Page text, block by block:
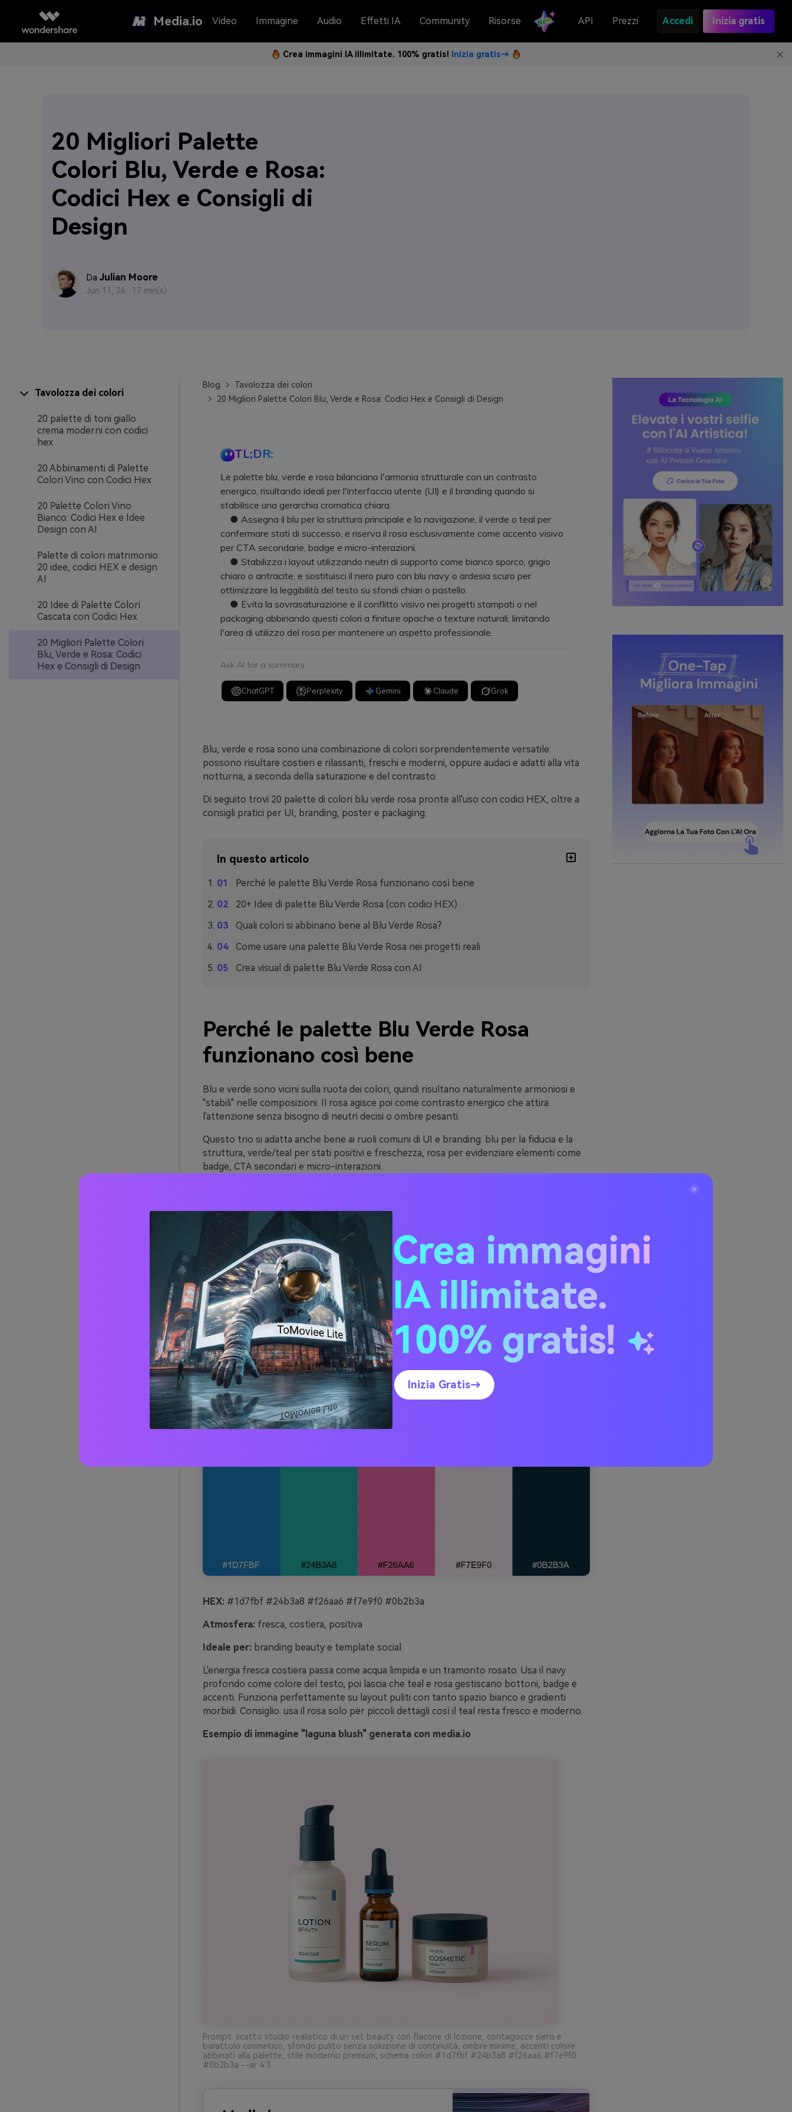
Media.io Video Immagine Audio Effetti IA Community Risorse API Prezzi Accedi Inizia gratis
Crea immagini IA illimitate. 100% gratis! Inizia gratis→
20 Migliori Palette
Colori Blu, Verde e Rosa:
Codici Hex e Consigli di
Design
Da Julian Moore
Jun 11, 26 · 17 min(s)
Tavolozza dei colori
20 palette di toni giallo
crema moderni con codici
hex
20 Abbinamenti di Palette
Colori Vino con Codici Hex
20 Palette Colori Vino
Bianco: Codici Hex e Idee
Design con AI
Palette di colori matrimonio:
20 idee, codici HEX e design
AI
20 Idee di Palette Colori
Cascata con Codici Hex
20 Migliori Palette Colori
Blu, Verde e Rosa: Codici
Hex e Consigli di Design
Blog
Tavolozza dei colori
20 Migliori Palette Colori Blu, Verde e Rosa: Codici Hex e Consigli di Design
TL;DR:
Le palette blu, verde e rosa bilanciano l'armonia strutturale con un contrasto
energico, risultando ideali per l'interfaccia utente (UI) e il branding quando si
stabilisce una gerarchia cromatica chiara.
● Assegna il blu per la struttura principale e la navigazione, il verde o teal per
confermare stati di successo, e riserva il rosa esclusivamente come accento visivo
per CTA secondarie, badge e micro-interazioni.
● Stabilizza i layout utilizzando neutri di supporto come bianco sporco, grigio
chiaro o antracite, e sostituisci il nero puro con blu navy o ardesia scuro per
ottimizzare la leggibilità del testo su sfondi chiari o pastello.
● Evita la sovrasaturazione e il conflitto visivo nei progetti stampati o nel
packaging abbinando questi colori a finiture opache o texture naturali, limitando
l'area di utilizzo del rosa per mantenere un aspetto professionale.
Ask AI for a summary
ChatGPT Perplexity Gemini Claude Grok
Blu, verde e rosa sono una combinazione di colori sorprendentemente versatile:
possono risultare costieri e rilassanti, freschi e moderni, oppure audaci e adatti alla vita
notturna, a seconda della saturazione e del contrasto.
Di seguito trovi 20 palette di colori blu verde rosa pronte all'uso con codici HEX, oltre a
consigli pratici per UI, branding, poster e packaging.
In questo articolo
Perché le palette Blu Verde Rosa funzionano così bene
20+ Idee di palette Blu Verde Rosa (con codici HEX)
Quali colori si abbinano bene al Blu Verde Rosa?
Come usare una palette Blu Verde Rosa nei progetti reali
Crea visual di palette Blu Verde Rosa con AI
Perché le palette Blu Verde Rosa
funzionano così bene
Blu e verde sono vicini sulla ruota dei colori, quindi risultano naturalmente armoniosi e
"stabili" nelle composizioni. Il rosa agisce poi come contrasto energico che attira
l'attenzione senza bisogno di neutri decisi o ombre pesanti.
Questo trio si adatta anche bene ai ruoli comuni di UI e branding: blu per la fiducia e la
struttura, verde/teal per stati positivi e freschezza, rosa per evidenziare elementi come
badge, CTA secondari e micro-interazioni.
20+ Idee di palette Blu Verde Rosa
(con codici HEX)
1) Laguna Blush
HEX:#1d7fbf #24b3a8 #f26aa6 #f7e9f0 #0b2b3a
Atmosfera:fresca, costiera, positiva
Ideale per:branding beauty e template social
L'energia fresca costiera passa come acqua limpida e un tramonto rosato. Usa il navy
profondo come colore del testo, poi lascia che teal e rosa gestiscano bottoni, badge e
accenti. Funziona perfettamente su layout puliti con tanto spazio bianco e gradienti
morbidi. Consiglio: usa il rosa solo per piccoli dettagli così il teal resta fresco e moderno.
Esempio di immagine "laguna blush" generata con media.io
Prompt: scatto studio realistico di un set beauty con flacone di lozione, contagocce siero e
barattolo cosmetico, sfondo pulito senza soluzione di continuità, ombre minime, accenti colore
abbinati alla palette, stile moderno premium, schema colori #1d7fbf #24b3a8 #f26aa6 #f7e9f0
#0b2b3a --ar 4:3
Crea immagini
IA illimitate.
100% gratis!
Inizia Gratis→